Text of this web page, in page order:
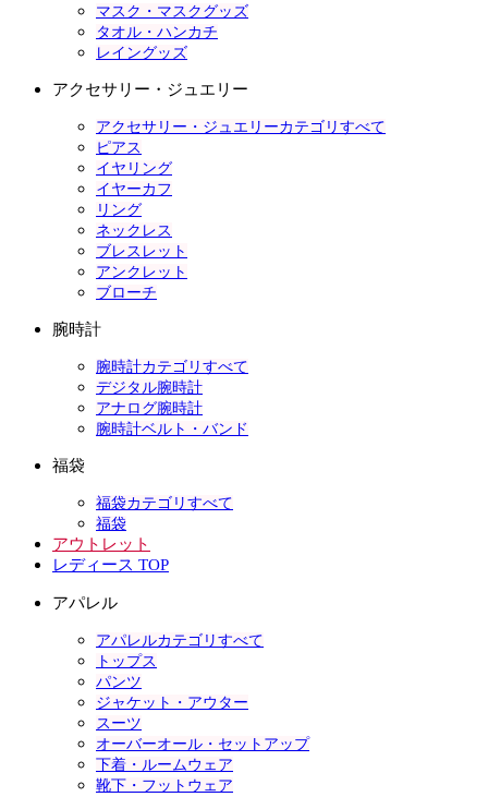
マスク・マスクグッズ
タオル・ハンカチ
レイングッズ
アクセサリー・ジュエリー
アクセサリー・ジュエリーカテゴリすべて
ピアス
イヤリング
イヤーカフ
リング
ネックレス
ブレスレット
アンクレット
ブローチ
腕時計
腕時計カテゴリすべて
デジタル腕時計
アナログ腕時計
腕時計ベルト・バンド
福袋
福袋カテゴリすべて
福袋
アウトレット
レディース TOP
アパレル
アパレルカテゴリすべて
トップス
パンツ
ジャケット・アウター
スーツ
オーバーオール・セットアップ
下着・ルームウェア
靴下・フットウェア